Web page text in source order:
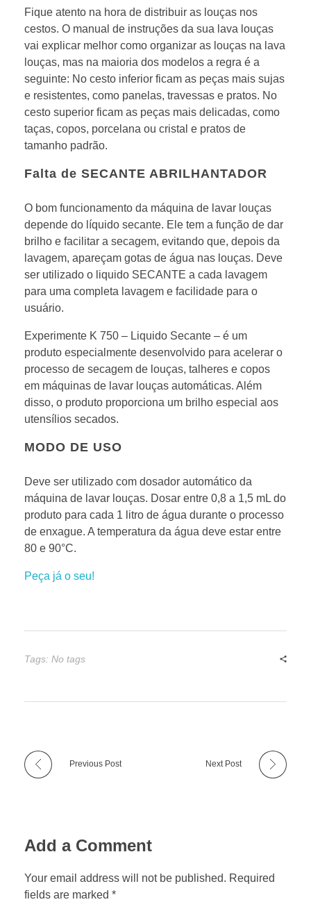
Fique atento na hora de distribuir as louças nos
cestos. O manual de instruções da sua lava louças
vai explicar melhor como organizar as louças na lava
louças, mas na maioria dos modelos a regra é a
seguinte: No cesto inferior ficam as peças mais sujas
e resistentes, como panelas, travessas e pratos. No
cesto superior ficam as peças mais delicadas, como
taças, copos, porcelana ou cristal e pratos de
tamanho padrão.
Falta de SECANTE ABRILHANTADOR
O bom funcionamento da máquina de lavar louças
depende do líquido secante. Ele tem a função de dar
brilho e facilitar a secagem, evitando que, depois da
lavagem, apareçam gotas de água nas louças. Deve
ser utilizado o liquido SECANTE a cada lavagem
para uma completa lavagem e facilidade para o
usuário.
Experimente K 750 – Liquido Secante – é um
produto especialmente desenvolvido para acelerar o
processo de secagem de louças, talheres e copos
em máquinas de lavar louças automáticas. Além
disso, o produto proporciona um brilho especial aos
utensílios secados.
MODO DE USO
Deve ser utilizado com dosador automático da
máquina de lavar louças. Dosar entre 0,8 a 1,5 mL do
produto para cada 1 litro de água durante o processo
de enxague. A temperatura da água deve estar entre
80 e 90°C.
Peça já o seu!
Tags: No tags
Previous Post Next Post
Add a Comment
Your email address will not be published. Required
fields are marked *